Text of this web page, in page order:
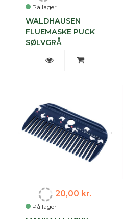
På lager
WALDHAUSEN
FLUEMASKE PUCK
SØLVGRÅ
På lager
20,00 kr.